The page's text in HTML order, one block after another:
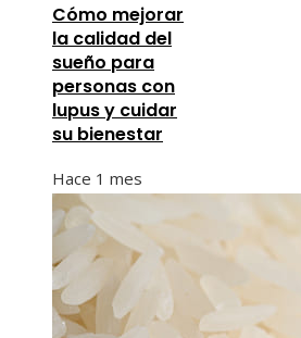
Cómo mejorar
la calidad del
sueño para
personas con
lupus y cuidar
su bienestar
Hace 1 mes